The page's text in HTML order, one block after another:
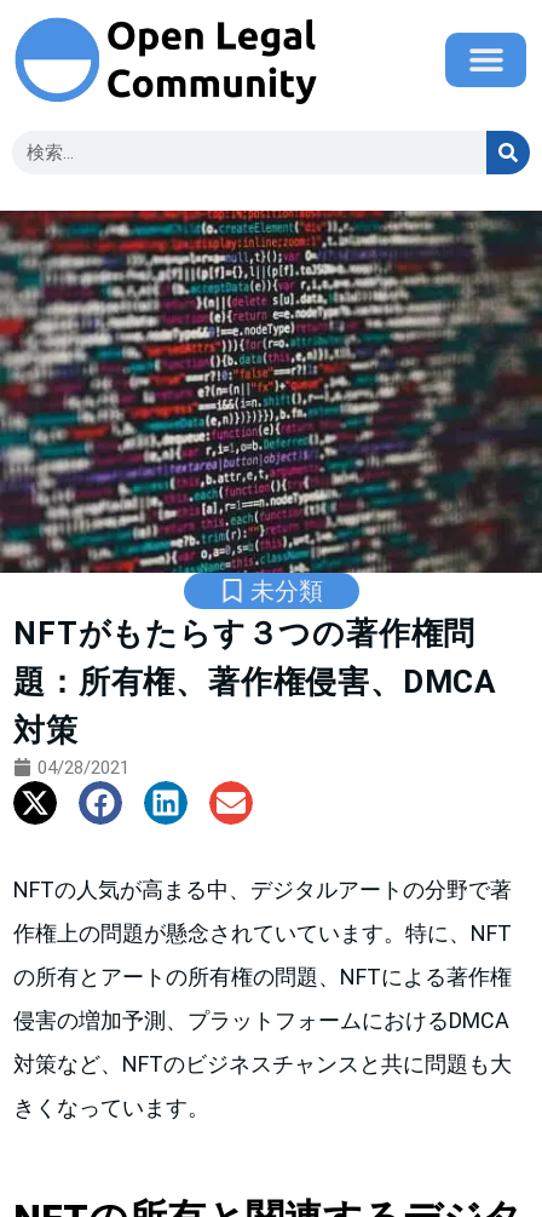
未分類
NFTがもたらす３つの著作権問
題：所有権、著作権侵害、DMCA
対策
04/28/2021
NFTの人気が高まる中、デジタルアートの分野で著
作権上の問題が懸念されていています。特に、NFT
の所有とアートの所有権の問題、NFTによる著作権
侵害の増加予測、プラットフォームにおけるDMCA
対策など、NFTのビジネスチャンスと共に問題も大
きくなっています。